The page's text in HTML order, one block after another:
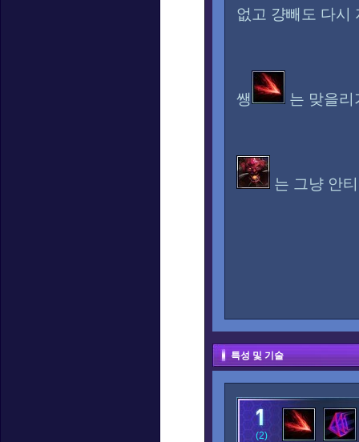
없고 걍빼도 다시
쌩 는 맞을
는 그냥 안
특성 및 기술
(2)